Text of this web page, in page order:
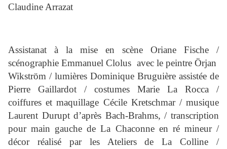
Claudine Arrazat
Assistanat à la mise en scène Oriane Fische /
scénographie Emmanuel Clolus avec le peintre Örjan
Wikström / lumières Dominique Bruguière assistée de
Pierre Gaillardot / costumes Marie La Rocca /
coiffures et maquillage Cécile Kretschmar / musique
Laurent Durupt d’après Bach-Brahms, / transcription
pour main gauche de La Chaconne en ré mineur /
décor réalisé par les Ateliers de La Colline /